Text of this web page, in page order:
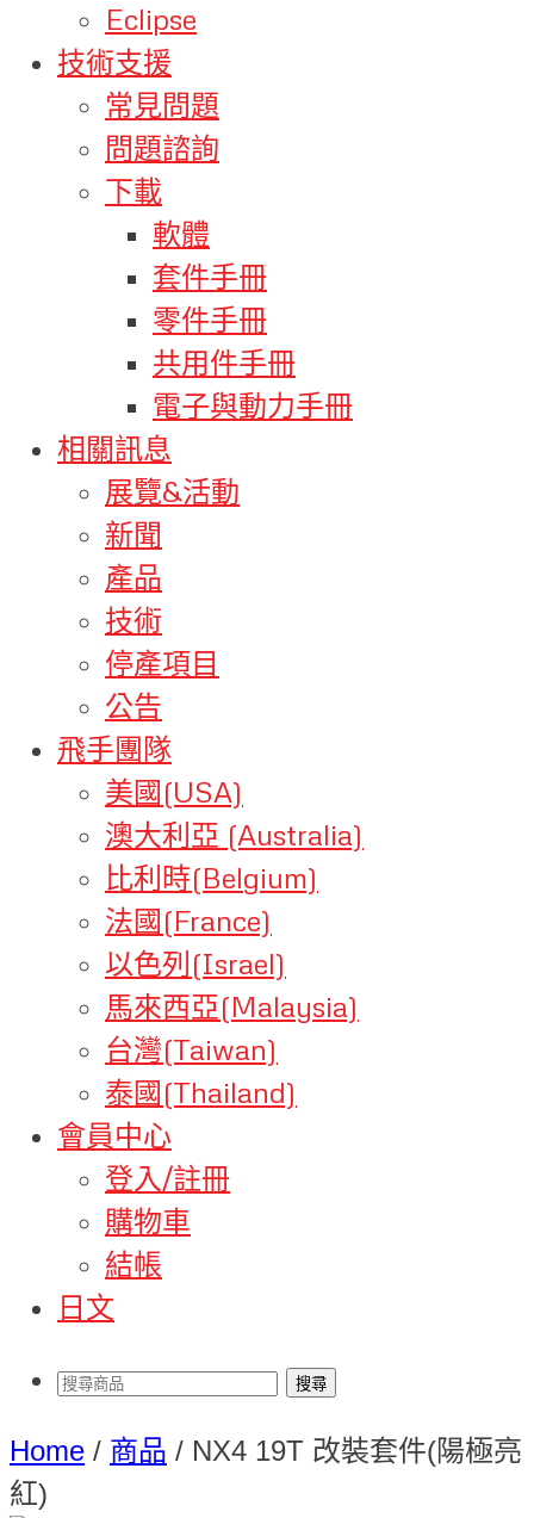
Eclipse
技術支援
常見問題
問題諮詢
下載
軟體
套件手冊
零件手冊
共用件手冊
電子與動力手冊
相關訊息
展覽&活動
新聞
產品
技術
停產項目
公告
飛手團隊
美國(USA)
澳大利亞 (Australia)
比利時(Belgium)
法國(France)
以色列(Israel)
馬來西亞(Malaysia)
台灣(Taiwan)
泰國(Thailand)
會員中心
登入/註冊
購物車
結帳
日文
Home / 商品 / NX4 19T 改裝套件(陽極亮
紅)